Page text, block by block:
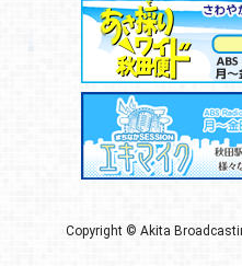
Copyright © Akita